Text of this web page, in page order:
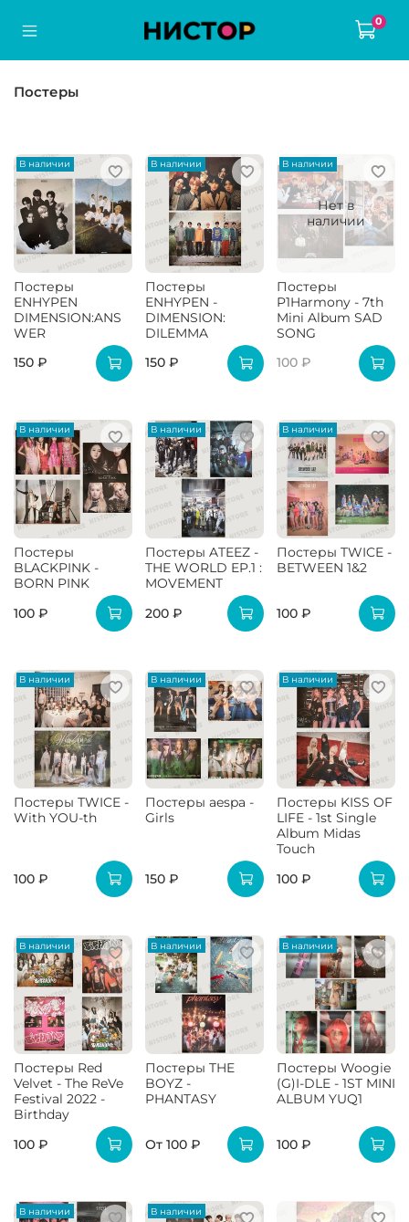
0
Постеры
В наличии
Постеры
ENHYPEN
DIMENSION:ANS
WER
150 ₽
В наличии
Постеры
ENHYPEN -
DIMENSION:
DILEMMA
150 ₽
Нет в
наличии
В наличии
Постеры
P1Harmony - 7th
Mini Album SAD
SONG
100 ₽
В наличии
Постеры
BLACKPINK -
BORN PINK
100 ₽
В наличии
Постеры ATEEZ -
THE WORLD EP.1 :
MOVEMENT
200 ₽
В наличии
Постеры TWICE -
BETWEEN 1&2
100 ₽
В наличии
Постеры TWICE -
With YOU-th
100 ₽
В наличии
Постеры aespa -
Girls
150 ₽
В наличии
Постеры KISS OF
LIFE - 1st Single
Album Midas
Touch
100 ₽
В наличии
Постеры Red
Velvet - The ReVe
Festival 2022 -
Birthday
100 ₽
В наличии
Постеры THE
BOYZ -
PHANTASY
От 100 ₽
В наличии
Постеры Woogie
(G)I-DLE - 1ST MINI
ALBUM YUQ1
100 ₽
В наличии В наличии